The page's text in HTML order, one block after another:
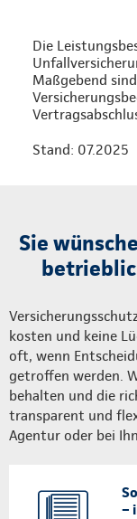
Die
Maßgebend
Stand: 07.2025
Sie
kosten und keine
oft, wenn
getroffen werden.
behalten und die
transparent und
Agentur oder bei
–